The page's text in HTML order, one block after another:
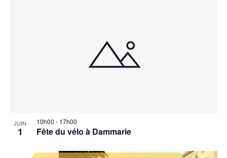
JUIN
1 Fête du vélo à Dammarie
10h00 - 17h00